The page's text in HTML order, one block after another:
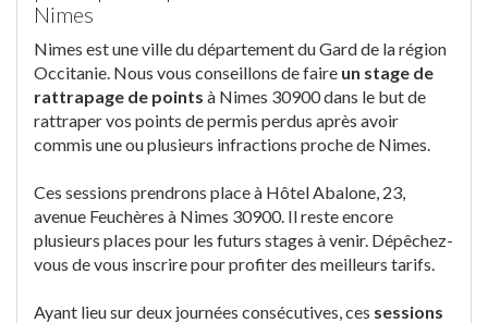
Nimes
Nimes est une ville du département du Gard de la région
Occitanie. Nous vous conseillons de faire un stage de
rattrapage de points à Nimes 30900 dans le but de
rattraper vos points de permis perdus après avoir
commis une ou plusieurs infractions proche de Nimes.
Ces sessions prendrons place à Hôtel Abalone, 23,
avenue Feuchères à Nimes 30900. Il reste encore
plusieurs places pour les futurs stages à venir. Dépêchez-
vous de vous inscrire pour profiter des meilleurs tarifs.
Ayant lieu sur deux journées consécutives, ces sessions